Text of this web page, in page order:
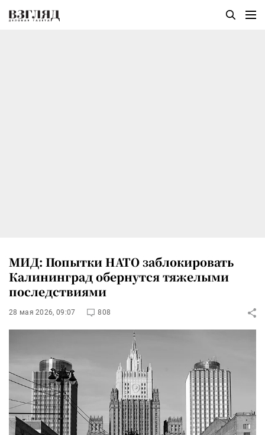
МИД: Попытки НАТО заблокировать
Калининград обернутся тяжелыми
последствиями
28 мая 2026, 09:07 808